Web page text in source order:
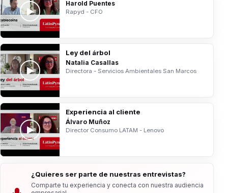
Harold Puentes
Rapyd - CFO
Ley del árbol
Natalia Casallas
Directora - Servicios Ambientales San Marcos
Experiencia al cliente
Álvaro Muñoz
Director Consumo LATAM - Lenovo
¿Quieres ser parte de nuestras entrevistas?
Comparte tu experiencia y conecta con nuestra audiencia